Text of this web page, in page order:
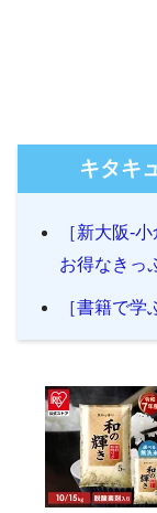
キタキ
［新大阪-
お得なきっ
［書籍で